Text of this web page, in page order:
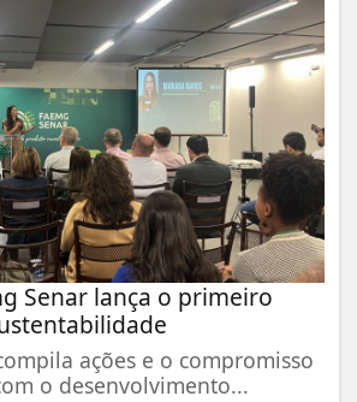
Senar lança o primeiro
ações e o compromisso
o desenvolvimento...